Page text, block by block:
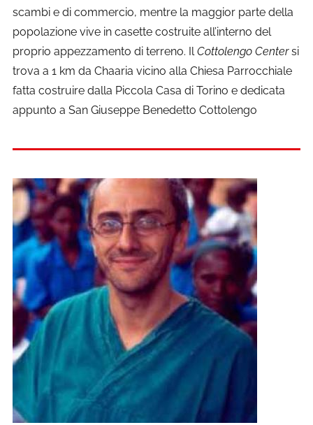
scambi e di commercio, mentre la maggior parte della
popolazione vive in casette costruite all’interno del
proprio appezzamento di terreno. Il Cottolengo Centersi
trova a 1 km da Chaaria vicino alla Chiesa Parrocchiale
fatta costruire dalla Piccola Casa di Torino e dedicata
appunto a San Giuseppe Benedetto Cottolengo